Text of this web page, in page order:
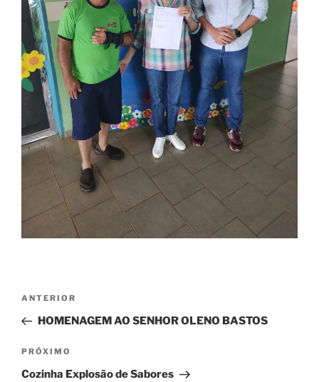
Navegação
Post
Post
anterior
ANTERIOR
HOMENAGEM AO SENHOR OLENO BASTOS
Próximo
post
PRÓXIMO
Cozinha Explosão de Sabores